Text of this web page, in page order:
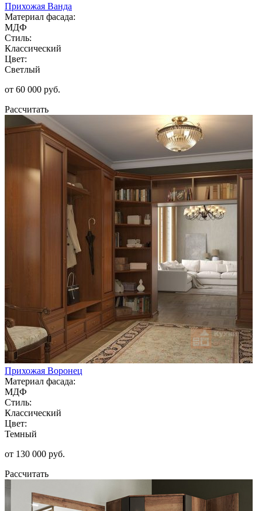
Прихожая Ванда
Материал фасада:
МДФ
Стиль:
Классический
Цвет:
Светлый
от 60 000 руб.
Рассчитать
Прихожая Воронец
Материал фасада:
МДФ
Стиль:
Классический
Цвет:
Темный
от 130 000 руб.
Рассчитать